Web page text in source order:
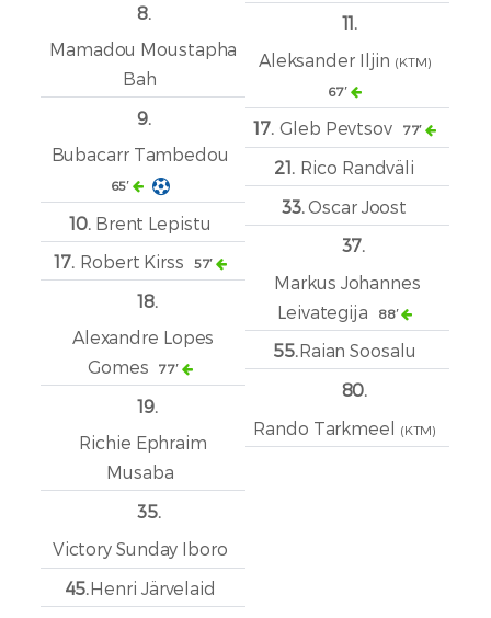
8.
Mamadou Moustapha
Bah
9.
Bubacarr Tambedou
65′
10. Brent Lepistu
17. Robert Kirss 57′
18.
Alexandre Lopes
Gomes 77′
19.
Richie Ephraim
Musaba
35.
Victory Sunday Iboro
45.Henri Järvelaid
11.
Aleksander Iljin (KTM)
67′
17. Gleb Pevtsov77′
21. Rico Randväli
33. Oscar Joost
37.
Markus Johannes
Leivategija 88′
55.Raian Soosalu
80.
Rando Tarkmeel (KTM)